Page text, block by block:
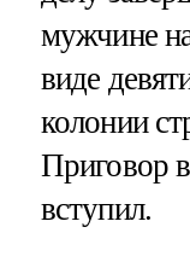
мужчине
виде
колонии
Приговор
вступил.